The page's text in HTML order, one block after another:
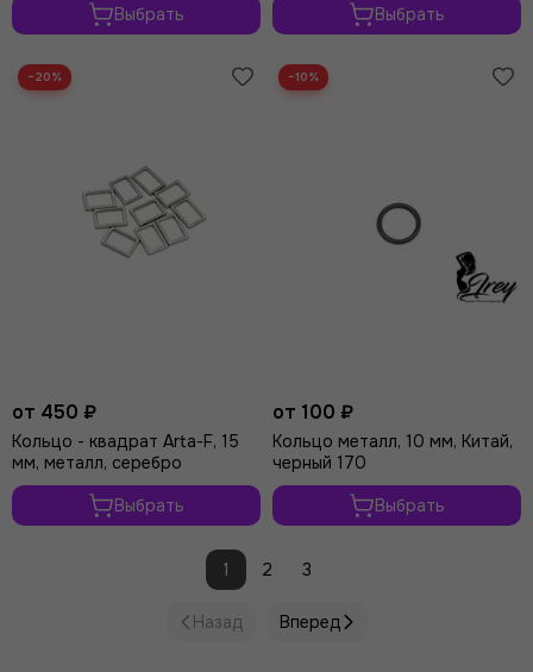
Выбрать
Выбрать
−20%
от 450 ₽
Кольцо - квадрат Arta-F, 15
мм, металл, серебро
Выбрать
−10%
от 100 ₽
Кольцо металл, 10 мм, Китай,
черный 170
Выбрать
Назад
1 2 3
Вперед